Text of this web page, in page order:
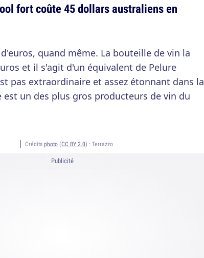
fort coûte 45 dollars australiens en
quand même. La bouteille de vin la
et il s'agit d'un équivalent de Pelure
pas extraordinaire et assez étonnant dans la
un des plus gros producteurs de vin du
Crédits photo (CC BY 2.0) : Terrazzo
Publicité